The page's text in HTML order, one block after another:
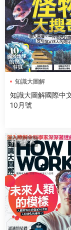
知識大圖解
知識大圖解國際中
10月號
科學探索